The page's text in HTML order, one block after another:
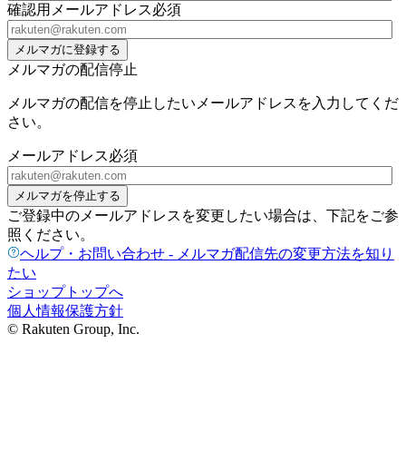
確認用メールアドレス必須
メルマガに登録する
メルマガの配信停止
メルマガの配信を停止したいメールアドレスを入力してくだ
さい。
メールアドレス必須
メルマガを停止する
ご登録中のメールアドレスを変更したい場合は、下記をご参
照ください。
ヘルプ・お問い合わせ - メルマガ配信先の変更方法を知り
たい
ショップトップへ
個人情報保護方針
© Rakuten Group, Inc.